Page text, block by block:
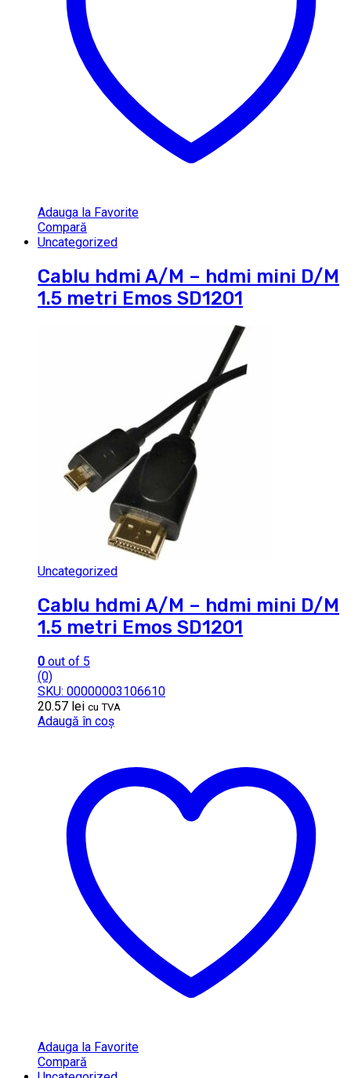
Adauga la Favorite
Compară
Uncategorized
Cablu hdmi A/M – hdmi mini D/M
1.5 metri Emos SD1201
Uncategorized
Cablu hdmi A/M – hdmi mini D/M
1.5 metri Emos SD1201
0 out of 5
(0)
SKU: 00000003106610
20.57 lei cu TVA
Adaugă în coș
Adauga la Favorite
Compară